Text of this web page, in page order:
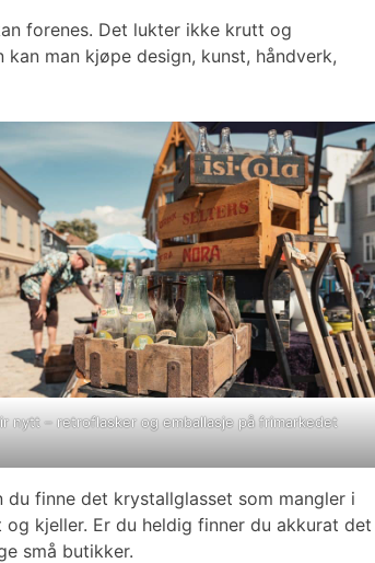
forenes. Det lukter ikke krutt og
man kjøpe design, kunst, håndverk,
nytt – retroflasker og emballasje på frimarkedet
finne det krystallglasset som mangler i
kjeller. Er du heldig finner du akkurat det
små butikker.